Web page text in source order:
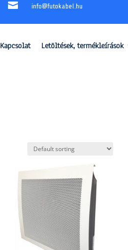
 info@futokabel.hu
Kapcsolat Letöltések, termékleírások